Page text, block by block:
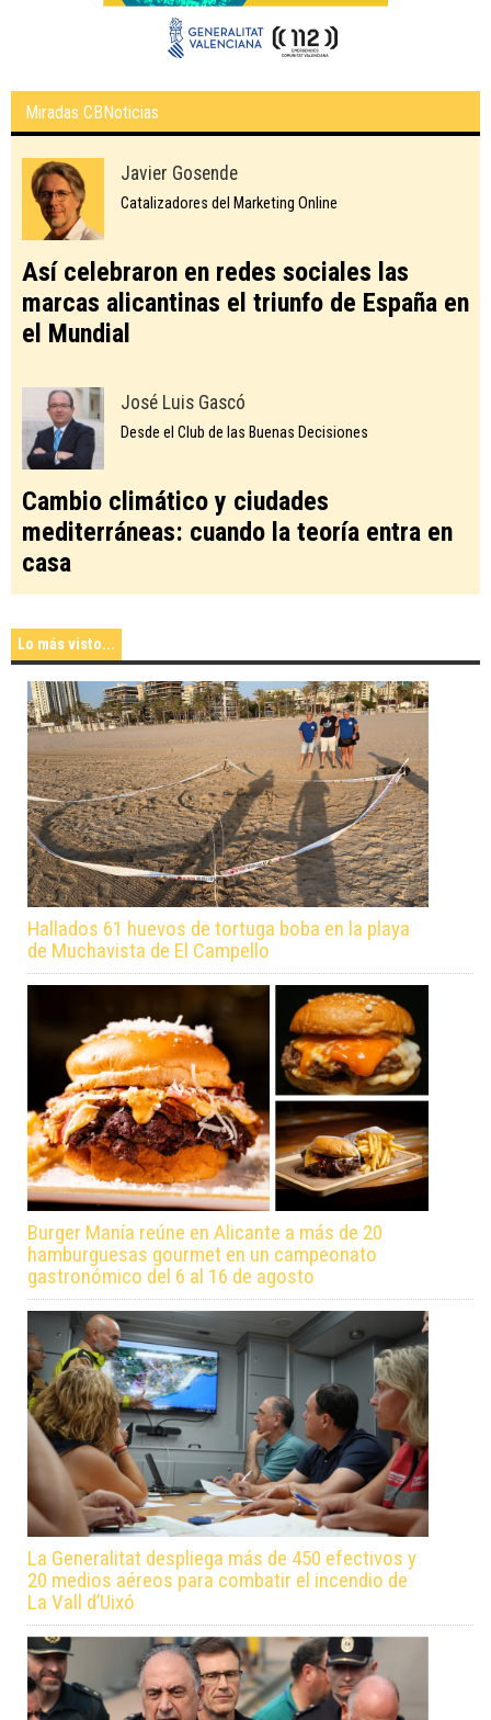
Miradas CBNoticias
Javier Gosende
Catalizadores del Marketing Online
Así celebraron en redes sociales las
marcas alicantinas el triunfo de España en
el Mundial
José Luis Gascó
Desde el Club de las Buenas Decisiones
Cambio climático y ciudades
mediterráneas: cuando la teoría entra en
casa
Lo más visto...
Hallados 61 huevos de tortuga boba en la playa
de Muchavista de El Campello
Burger Manía reúne en Alicante a más de 20
hamburguesas gourmet en un campeonato
gastronómico del 6 al 16 de agosto
La Generalitat despliega más de 450 efectivos y
20 medios aéreos para combatir el incendio de
La Vall d’Uixó